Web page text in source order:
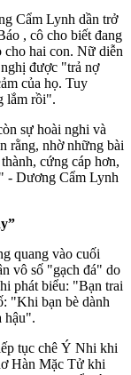
Cẩm Lynh dần trở
, cô cho biết đang
cho hai con. Nữ diễn
được "trả nợ
của họ. Tuy
lắm rồi".
sự hoài nghi và
rằng, nhờ những bài
cứng cáp hơn,
- Dương Cẩm Lynh
quang vào cuối
vô số "gạch đá" do
phát biểu: "Bạn trai
"Khi bạn bè dành
hậu".
tục chê Ý Nhi khi
Hàn Mặc Tử khi